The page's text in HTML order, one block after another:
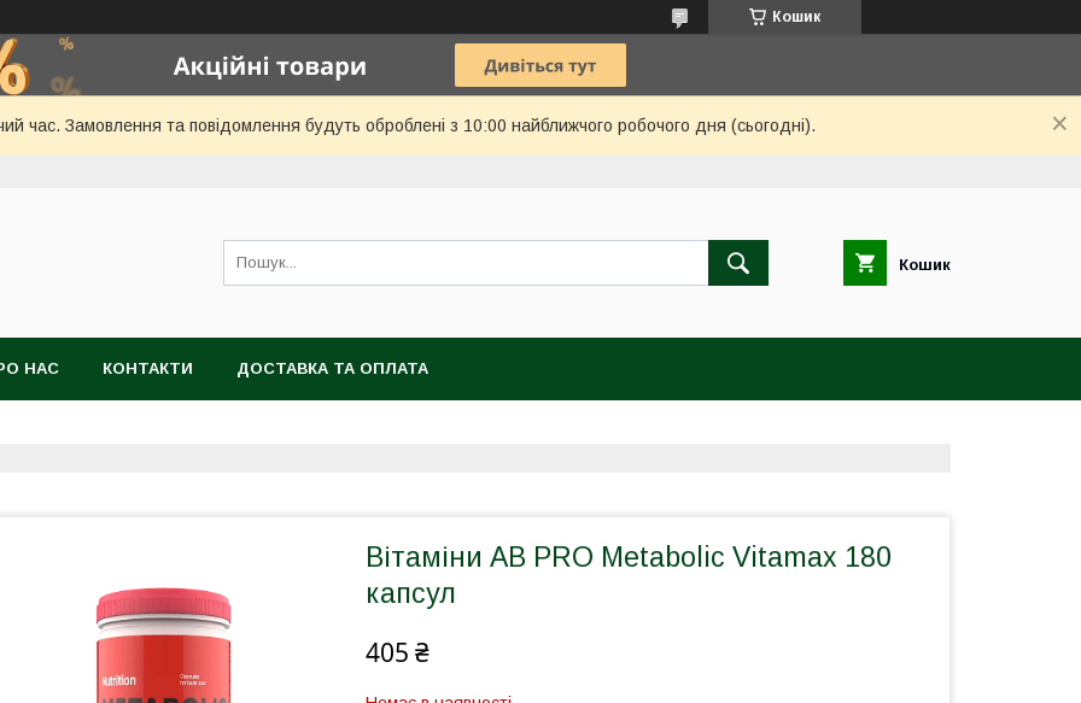
Кошик
час. Замовлення та повідомлення будуть оброблені з 10:00 найближчого робочого дня (сьогодні).
Кошик
НАС КОНТАКТИ ДОСТАВКА ТА ОПЛАТА
Вітаміни AB PRO Metabolic Vitamax 180
капсул
405 ₴